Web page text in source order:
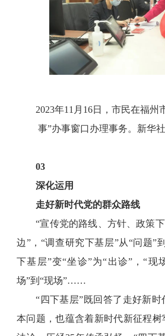
2023年11月16日，市民在福州
事”办事窗口办理事务。新华
03
深化运用
走好新时代党的群众路线
“宣传党的路线、方针、政策
边”，“调查研究下基层”从“问题”
下基层”变“坐诊”为“出诊”，“现
场”到“现场”……
“四下基层”既回答了走好新
本问题，也蕴含着新时代新征程